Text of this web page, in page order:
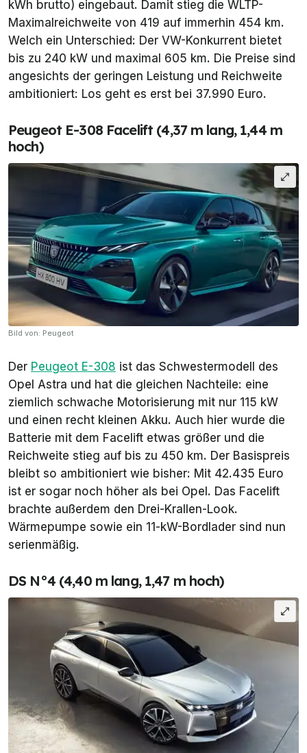
kWh brutto) eingebaut. Damit stieg die WLTP-
Maximalreichweite von 419 auf immerhin 454 km.
Welch ein Unterschied: Der VW-Konkurrent bietet
bis zu 240 kW und maximal 605 km. Die Preise sind
angesichts der geringen Leistung und Reichweite
ambitioniert: Los geht es erst bei 37.990 Euro.
Peugeot E-308 Facelift (4,37 m lang, 1,44 m
hoch)
Bild von: Peugeot
Der Peugeot E-308 ist das Schwestermodell des
Opel Astra und hat die gleichen Nachteile: eine
ziemlich schwache Motorisierung mit nur 115 kW
und einen recht kleinen Akku. Auch hier wurde die
Batterie mit dem Facelift etwas größer und die
Reichweite stieg auf bis zu 450 km. Der Basispreis
bleibt so ambitioniert wie bisher: Mit 42.435 Euro
ist er sogar noch höher als bei Opel. Das Facelift
brachte außerdem den Drei-Krallen-Look.
Wärmepumpe sowie ein 11-kW-Bordlader sind nun
serienmäßig.
DS N°4 (4,40 m lang, 1,47 m hoch)